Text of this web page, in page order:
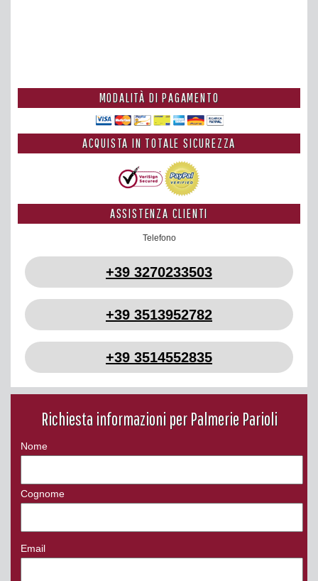
MODALITÀ DI PAGAMENTO
ACQUISTA IN TOTALE SICUREZZA
ASSISTENZA CLIENTI
Telefono
+39 3270233503
+39 3513952782
+39 3514552835
Richiesta informazioni per Palmerie Parioli
Nome
Cognome
Email